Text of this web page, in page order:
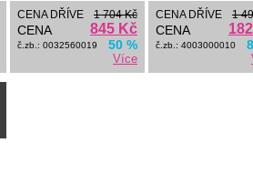
CENA DŘÍVE 1 704 Kč
CENA 845 Kč
č.zb.: 0032560019 50 %
Více
CENA DŘÍVE 1
CENA
č.zb.: 4003000010